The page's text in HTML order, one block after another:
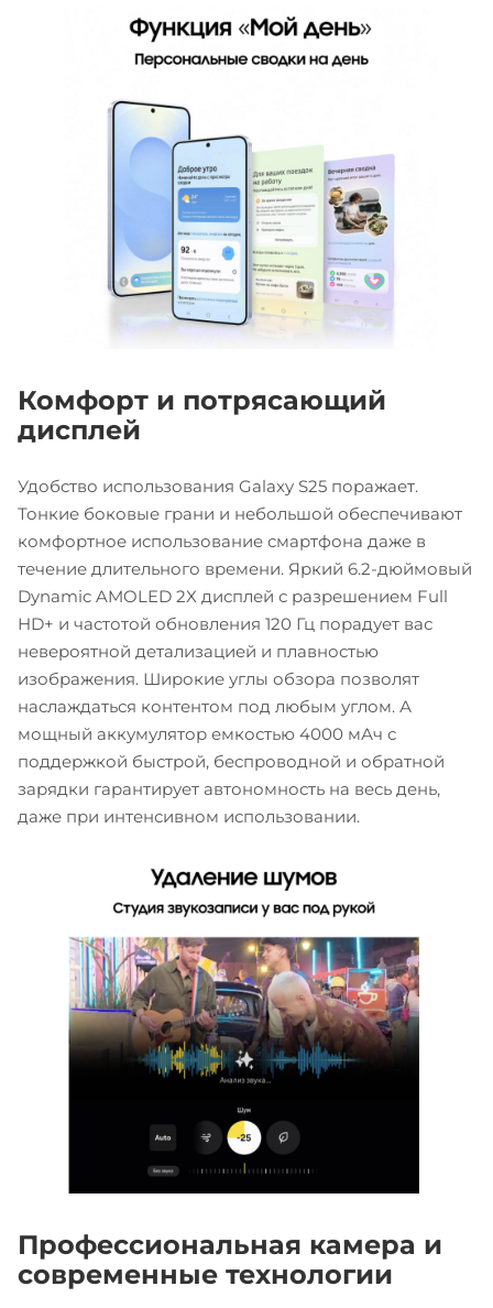
Комфорт и потрясающий
дисплей
Удобство использования Galaxy S25 поражает.
Тонкие боковые грани и небольшой обеспечивают
комфортное использование смартфона даже в
течение длительного времени. Яркий 6.2-дюймовый
Dynamic AMOLED 2X дисплей с разрешением Full
HD+ и частотой обновления 120 Гц порадует вас
невероятной детализацией и плавностью
изображения. Широкие углы обзора позволят
наслаждаться контентом под любым углом. А
мощный аккумулятор емкостью 4000 мАч с
поддержкой быстрой, беспроводной и обратной
зарядки гарантирует автономность на весь день,
даже при интенсивном использовании.
Профессиональная камера и
современные технологии